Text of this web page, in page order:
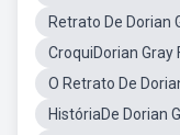
Retrato De Dorian
CroquiDorian Gray
O Retrato De
HistóriaDe Dorian